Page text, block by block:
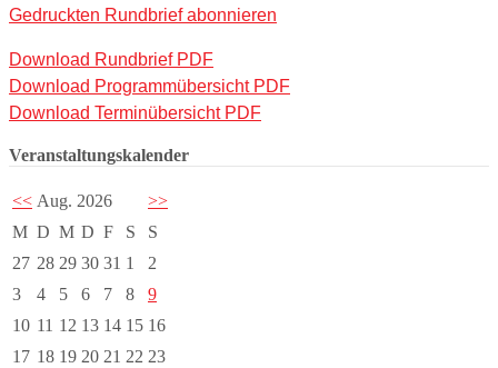
Gedruckten Rundbrief abonnieren
Download Rundbrief PDF
Download Programmübersicht PDF
Download Terminübersicht PDF
Veranstaltungskalender
<< Aug. 2026
>>
M D M D F S
S
27 28 29 30 31 1
2
3
4 5 6 7 8
9
10 11 12 13 14 15 16
17 18 19 20 21 22 23